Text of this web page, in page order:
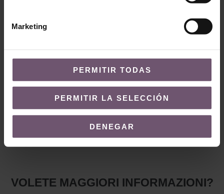
Marketing
PERMITIR TODAS
PERMITIR LA SELECCIÓN
DENEGAR
10×10
LEGGI TUTTO
Mod. ZC204 – 10×10
LEGGI TUTTO
VOLETE MAGGIORI INFORMAZIONI?